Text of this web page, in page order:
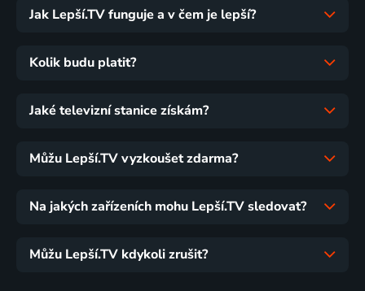
Jak Lepší.TV funguje a v čem je lepší?
Kolik budu platit?
Jaké televizní stanice získám?
Můžu Lepší.TV vyzkoušet zdarma?
Na jakých zařízeních mohu Lepší.TV sledovat?
Můžu Lepší.TV kdykoli zrušit?